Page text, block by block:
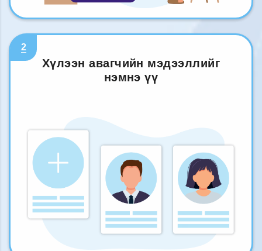
2
Хүлээн авагчийн мэдээллийг
нэмнэ үү